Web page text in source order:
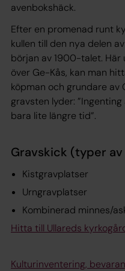
avenbokshäck.
Efter en promenad runt
kullen till den nya delen
början av 1900-talet. Här
över Ge-Kås, kan man
köpman och grundare av
gravsten lyder:
bara lite längre tid”.
Gravskick (typer av
Kistgravplatser
Urngravplatser
Kombinerad minnes/
Hitta till Ullareds
Kulturinventering,